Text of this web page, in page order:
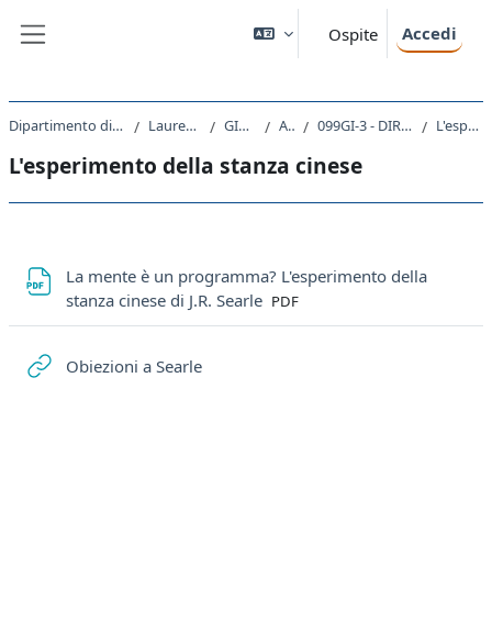
Ospite Accedi
Dipartimento di Scienze Giuridiche, del Linguaggio, dell`Interpretazione e della Traduzione Laurea Magistrale Ciclo Unico 5 anni GI01 - GIURISPRUDENZA A.A. 2023 - 2024 099GI-3 - DIRITTO E INTELLIGENZA ARTIFICIALE - MOD. 3 2023 L'esperimento della stanza cinese
L'esperimento della stanza cinese
La mente è un programma? L'esperimento della
stanza cinese di J.R. Searle File
PDF
Obiezioni a SearleURL